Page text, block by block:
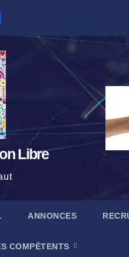
Libre
ANNONCES
COMPÉTENTS